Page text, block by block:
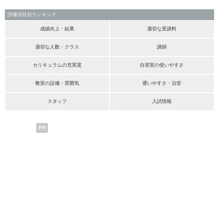
評価項目別ランキング
成績向上・結果 適切な受講料
適切な人数・クラス 講師
カリキュラムの充実度 自習室の使いやすさ
教室の設備・雰囲気 通いやすさ・治安
スタッフ 入試情報
PR